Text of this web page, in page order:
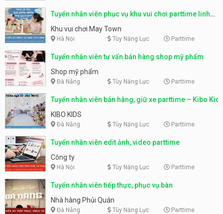
Tuyển nhân viên phục vụ khu vui chơi parttime linh
động
Khu vui chơi May Town
Hà Nội Tùy Năng Lực Parttime
Tuyển nhân viên tư vấn bán hàng shop mỹ phẩm
Shop mỹ phẩm
Đà Nẵng Tùy Năng Lực Parttime
Tuyển nhân viên bán hàng, giữ xe parttime – Kibo Kid
KIBO KIDS
Đà Nẵng Tùy Năng Lực Parttime
Tuyển nhân viên edit ảnh, video parttime
Công ty
Hà Nội Tùy Năng Lực Parttime
Tuyển nhân viên tiếp thực, phục vụ bàn
Nhà hàng Phủi Quán
Đà Nẵng Tùy Năng Lực Parttime